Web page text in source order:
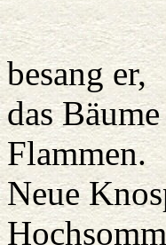
besang er,
das
Flammen.
Neue